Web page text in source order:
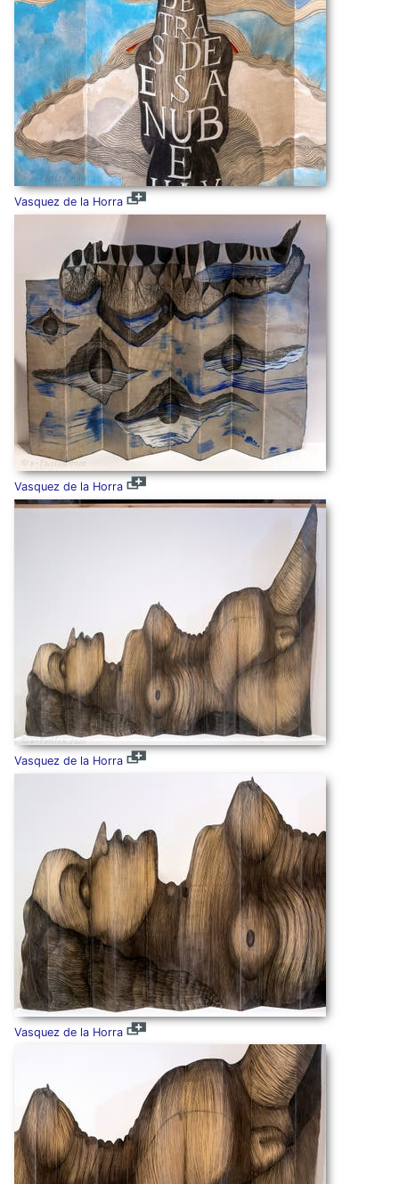
Vasquez de la Horra
Vasquez de la Horra
Vasquez de la Horra
Vasquez de la Horra